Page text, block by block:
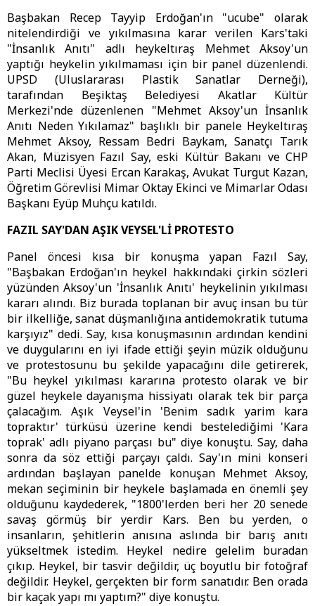
Başbakan Recep Tayyip Erdoğan'ın "ucube" olarak
nitelendirdiği ve yıkılmasına karar verilen Kars'taki
"İnsanlık Anıtı" adlı heykeltıraş Mehmet Aksoy'un
yaptığı heykelin yıkılmaması için bir panel düzenlendi.
UPSD (Uluslararası Plastik Sanatlar Derneği),
tarafından Beşiktaş Belediyesi Akatlar Kültür
Merkezi'nde düzenlenen "Mehmet Aksoy'un İnsanlık
Anıtı Neden Yıkılamaz" başlıklı bir panele Heykeltıraş
Mehmet Aksoy, Ressam Bedri Baykam, Sanatçı Tarık
Akan, Müzisyen Fazıl Say, eski Kültür Bakanı ve CHP
Parti Meclisi Üyesi Ercan Karakaş, Avukat Turgut Kazan,
Öğretim Görevlisi Mimar Oktay Ekinci ve Mimarlar Odası
Başkanı Eyüp Muhçu katıldı.
FAZIL SAY'DAN AŞIK VEYSEL'Lİ PROTESTO
Panel öncesi kısa bir konuşma yapan Fazıl Say,
"Başbakan Erdoğan'ın heykel hakkındaki çirkin sözleri
yüzünden Aksoy'un 'İnsanlık Anıtı' heykelinin yıkılması
kararı alındı. Biz burada toplanan bir avuç insan bu tür
bir ilkelliğe, sanat düşmanlığına antidemokratik tutuma
karşıyız" dedi. Say, kısa konuşmasının ardından kendini
ve duygularını en iyi ifade ettiği şeyin müzik olduğunu
ve protestosunu bu şekilde yapacağını dile getirerek,
"Bu heykel yıkılması kararına protesto olarak ve bir
güzel heykele dayanışma hissiyatı olarak tek bir parça
çalacağım. Aşık Veysel'in 'Benim sadık yarim kara
topraktır' türküsü üzerine kendi bestelediğimi 'Kara
toprak' adlı piyano parçası bu" diye konuştu. Say, daha
sonra da söz ettiği parçayı çaldı. Say'ın mini konseri
ardından başlayan panelde konuşan Mehmet Aksoy,
mekan seçiminin bir heykele başlamada en önemli şey
olduğunu kaydederek, "1800'lerden beri her 20 senede
savaş görmüş bir yerdir Kars. Ben bu yerden, o
insanların, şehitlerin anısına aslında bir barış anıtı
yükseltmek istedim. Heykel nedire gelelim buradan
çıkıp. Heykel, bir tasvir değildir, üç boyutlu bir fotoğraf
değildir. Heykel, gerçekten bir form sanatıdır. Ben orada
bir kaçak yapı mı yaptım?" diye konuştu.